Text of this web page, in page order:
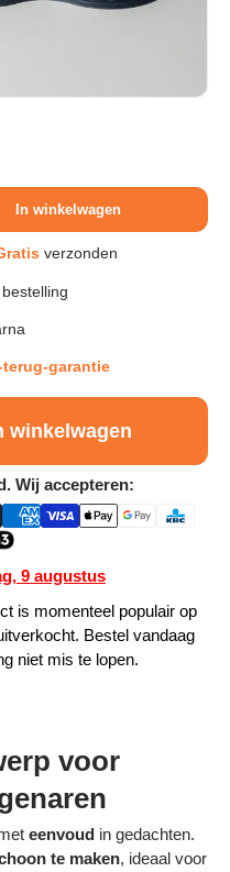
In winkelwagen
verzonden
garantie
winkelwagen
Wij accepteren:
9 augustus
is momenteel populair op
Bestel vandaag
niet mis te lopen.
voor
eenvoud in gedachten.
te maken, ideaal voor